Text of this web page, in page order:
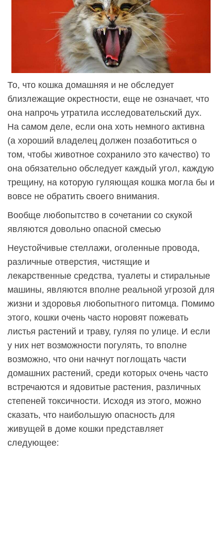
То, что кошка домашняя и не обследует
близлежащие окрестности, еще не означает, что
она напрочь утратила исследовательский дух.
На самом деле, если она хоть немного активна
(а хороший владелец должен позаботиться о
том, чтобы животное сохранило это качество) то
она обязательно обследует каждый угол, каждую
трещину, на которую гуляющая кошка могла бы и
вовсе не обратить своего внимания.
Вообще любопытство в сочетании со скукой
являются довольно опасной смесью
Неустойчивые стеллажи, оголенные провода,
различные отверстия, чистящие и
лекарственные средства, туалеты и стиральные
машины, являются вполне реальной угрозой для
жизни и здоровья любопытного питомца. Помимо
этого, кошки очень часто норовят пожевать
листья растений и траву, гуляя по улице. И если
у них нет возможности погулять, то вполне
возможно, что они начнут поглощать части
домашних растений, среди которых очень часто
встречаются и ядовитые растения, различных
степеней токсичности. Исходя из этого, можно
сказать, что наибольшую опасность для
живущей в доме кошки представляет
следующее: